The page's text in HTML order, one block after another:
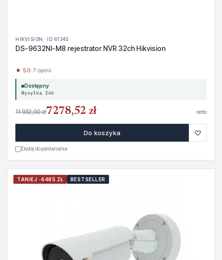
HIKVISION · ID 61345
DS-9632NI-M8 rejestrator NVR 32ch Hikvision
★ 5.0· 7 opinii
Dostępny
Wysyłka 24h
11 932,00 zł7278,52 zł netto
Do koszyka ♡
Dodaj do porównania
TANIEJ -6485 ZŁ BESTSELLER